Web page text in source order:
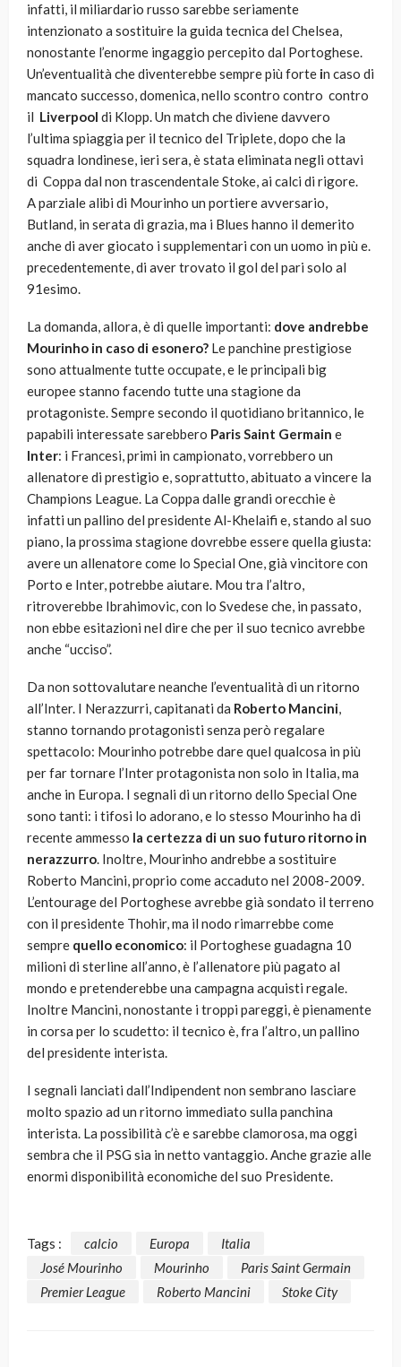
infatti, il miliardario russo sarebbe seriamente
intenzionato a sostituire la guida tecnica del Chelsea,
nonostante l’enorme ingaggio percepito dal Portoghese.
Un’eventualità che diventerebbe sempre più forte in caso di
mancato successo, domenica, nello scontro contro contro
il Liverpool di Klopp. Un match che diviene davvero
l’ultima spiaggia per il tecnico del Triplete, dopo che la
squadra londinese, ieri sera, è stata eliminata negli ottavi
di Coppa dal non trascendentale Stoke, ai calci di rigore.
A parziale alibi di Mourinho un portiere avversario,
Butland, in serata di grazia, ma i Blues hanno il demerito
anche di aver giocato i supplementari con un uomo in più e.
precedentemente, di aver trovato il gol del pari solo al
91esimo.
La domanda, allora, è di quelle importanti: dove andrebbe
Mourinho in caso di esonero? Le panchine prestigiose
sono attualmente tutte occupate, e le principali big
europee stanno facendo tutte una stagione da
protagoniste. Sempre secondo il quotidiano britannico, le
papabili interessate sarebbero Paris Saint Germain e
Inter: i Francesi, primi in campionato, vorrebbero un
allenatore di prestigio e, soprattutto, abituato a vincere la
Champions League. La Coppa dalle grandi orecchie è
infatti un pallino del presidente Al-Khelaifi e, stando al suo
piano, la prossima stagione dovrebbe essere quella giusta:
avere un allenatore come lo Special One, già vincitore con
Porto e Inter, potrebbe aiutare. Mou tra l’altro,
ritroverebbe Ibrahimovic, con lo Svedese che, in passato,
non ebbe esitazioni nel dire che per il suo tecnico avrebbe
anche “ucciso”.
Da non sottovalutare neanche l’eventualità di un ritorno
all’Inter. I Nerazzurri, capitanati da Roberto Mancini,
stanno tornando protagonisti senza però regalare
spettacolo: Mourinho potrebbe dare quel qualcosa in più
per far tornare l’Inter protagonista non solo in Italia, ma
anche in Europa. I segnali di un ritorno dello Special One
sono tanti: i tifosi lo adorano, e lo stesso Mourinho ha di
recente ammesso la certezza di un suo futuro ritorno in
nerazzurro. Inoltre, Mourinho andrebbe a sostituire
Roberto Mancini, proprio come accaduto nel 2008-2009.
L’entourage del Portoghese avrebbe già sondato il terreno
con il presidente Thohir, ma il nodo rimarrebbe come
sempre quello economico: il Portoghese guadagna 10
milioni di sterline all’anno, è l’allenatore più pagato al
mondo e pretenderebbe una campagna acquisti regale.
Inoltre Mancini, nonostante i troppi pareggi, è pienamente
in corsa per lo scudetto: il tecnico è, fra l’altro, un pallino
del presidente interista.
I segnali lanciati dall’Indipendent non sembrano lasciare
molto spazio ad un ritorno immediato sulla panchina
interista. La possibilità c’è e sarebbe clamorosa, ma oggi
sembra che il PSG sia in netto vantaggio. Anche grazie alle
enormi disponibilità economiche del suo Presidente.
Tags : calcio Europa
Italia
José Mourinho
Mourinho
Paris Saint Germain
Premier League
Roberto Mancini Stoke City